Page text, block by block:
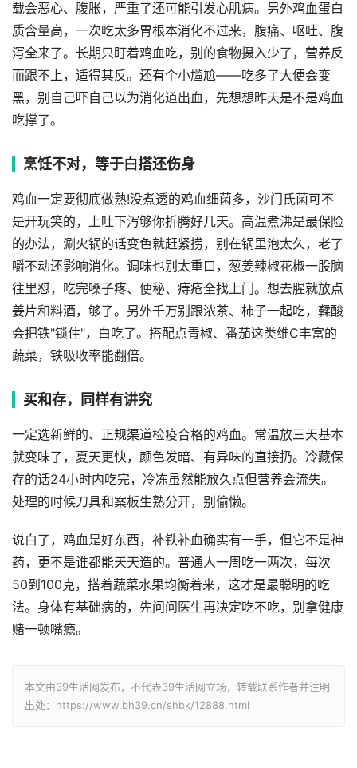
载会恶心、腹胀，严重了还可能引发心肌病。另外鸡血蛋白
质含量高，一次吃太多胃根本消化不过来，腹痛、呕吐、腹
泻全来了。长期只盯着鸡血吃，别的食物摄入少了，营养反
而跟不上，适得其反。还有个小尴尬——吃多了大便会变
黑，别自己吓自己以为消化道出血，先想想昨天是不是鸡血
吃撑了。
烹饪不对，等于白搭还伤身
鸡血一定要彻底做熟!没煮透的鸡血细菌多，沙门氏菌可不
是开玩笑的，上吐下泻够你折腾好几天。高温煮沸是最保险
的办法，涮火锅的话变色就赶紧捞，别在锅里泡太久，老了
嚼不动还影响消化。调味也别太重口，葱姜辣椒花椒一股脑
往里怼，吃完嗓子疼、便秘、痔疮全找上门。想去腥就放点
姜片和料酒，够了。另外千万别跟浓茶、柿子一起吃，鞣酸
会把铁"锁住"，白吃了。搭配点青椒、番茄这类维C丰富的
蔬菜，铁吸收率能翻倍。
买和存，同样有讲究
一定选新鲜的、正规渠道检疫合格的鸡血。常温放三天基本
就变味了，夏天更快，颜色发暗、有异味的直接扔。冷藏保
存的话24小时内吃完，冷冻虽然能放久点但营养会流失。
处理的时候刀具和案板生熟分开，别偷懒。
说白了，鸡血是好东西，补铁补血确实有一手，但它不是神
药，更不是谁都能天天造的。普通人一周吃一两次，每次
50到100克，搭着蔬菜水果均衡着来，这才是最聪明的吃
法。身体有基础病的，先问问医生再决定吃不吃，别拿健康
赌一顿嘴瘾。
本文由39生活网发布，不代表39生活网立场，转载联系作者并注明
出处：https://www.bh39.cn/shbk/12888.html